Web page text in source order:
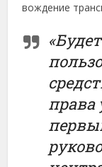
вождение
права